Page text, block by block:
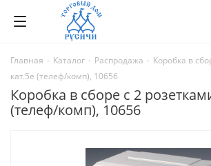
Главная - Каталог - Распродажа - Коробка в
кат.5е (телеф/комп), 10656
Коробка в сборе с 2
(телеф/комп), 10656